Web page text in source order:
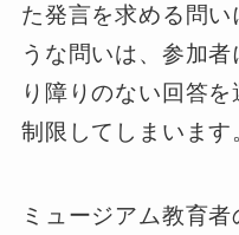
た発言を求める問
うな問いは、参加
り障りのない回答
制限してしまいます
ミュージアム教育